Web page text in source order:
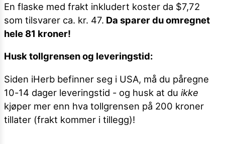
En flaske med frakt inkludert koster da $7,72
som tilsvarer ca. kr. 47. Da sparer du omregnet
hele 81 kroner!
Husk tollgrensen og leveringstid:
Siden iHerb befinner seg i USA, må du påregne
10-14 dager leveringstid - og husk at du ikke
kjøper mer enn hva tollgrensen på 200 kroner
tillater (frakt kommer i tillegg)!